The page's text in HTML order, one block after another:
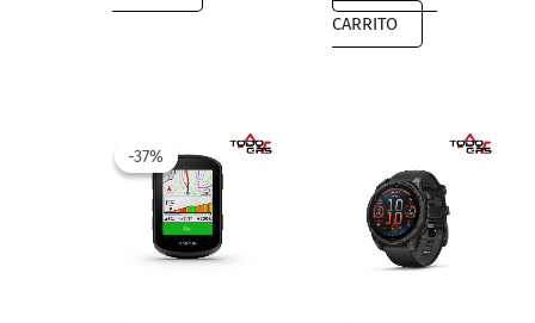
CARRITO
-37%
-37%